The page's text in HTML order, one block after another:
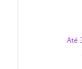
Até